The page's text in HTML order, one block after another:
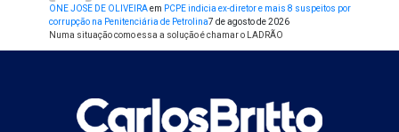
ONE JOSE DE OLIVEIRAem PCPE indicia ex-diretor e mais 8 suspeitos por
corrupção na Penitenciária de Petrolina7 de agosto de 2026
Numa situação como essa a solução é chamar o LADRÃO